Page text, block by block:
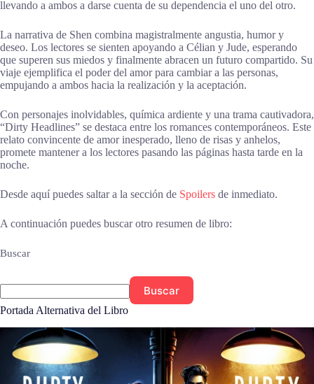
llevando a ambos a darse cuenta de su dependencia el uno del otro.
La narrativa de Shen combina magistralmente angustia, humor y
deseo. Los lectores se sienten apoyando a Célian y Jude, esperando
que superen sus miedos y finalmente abracen un futuro compartido. Su
viaje ejemplifica el poder del amor para cambiar a las personas,
empujando a ambos hacia la realización y la aceptación.
Con personajes inolvidables, química ardiente y una trama cautivadora,
“Dirty Headlines” se destaca entre los romances contemporáneos. Este
relato convincente de amor inesperado, lleno de risas y anhelos,
promete mantener a los lectores pasando las páginas hasta tarde en la
noche.
Desde aquí puedes saltar a la sección de Spoilers de inmediato.
A continuación puedes buscar otro resumen de libro:
Buscar
Buscar
Portada Alternativa del Libro